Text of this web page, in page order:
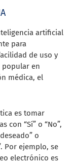
artificial
para
de uso y
popular en
médica, el
es tomar
con “Sí” o “No”,
o
Por ejemplo, se
electrónico es